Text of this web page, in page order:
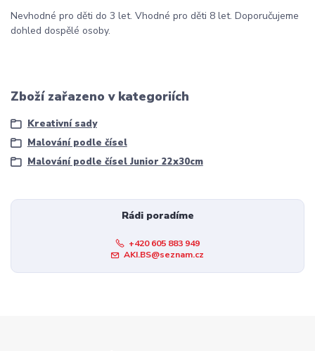
Nevhodné pro děti do 3 let. Vhodné pro děti 8 let. Doporučujeme
dohled dospělé osoby.
Zboží zařazeno v kategoriích
Kreativní sady
Malování podle čísel
Malování podle čísel Junior 22x30cm
Rádi poradíme
+420 605 883 949
AKI.BS@seznam.cz